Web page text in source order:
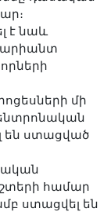
է նաև
մի
են ստացված
համար
ստացվել են